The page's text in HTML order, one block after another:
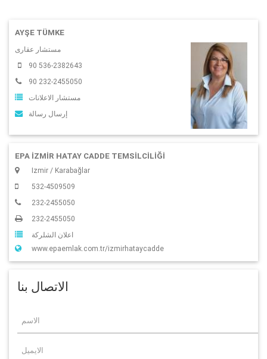
AYŞE TÜMKE
مستشار عقارى
90 536-2382643
90 232-2455050
مستشار الاعلانات
إرسال رسالة
EPA İZMİR HATAY CADDE TEMSİLCİLİĞİ
Izmir / Karabağlar
532-4509509
232-2455050
232-2455050
اعلان الشلركة
www.epaemlak.com.tr/izmirhataycadde
الاتصال بنا